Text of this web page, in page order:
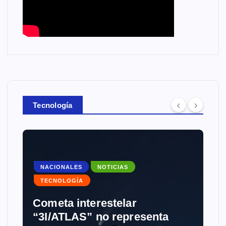
Tecnología
NOTICIAS TECNOLOGÍA